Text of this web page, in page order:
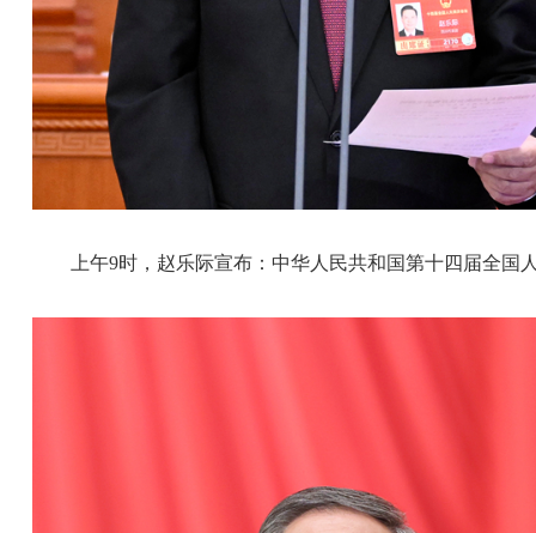
上午9时，赵乐际宣布：中华人民共和国第十四届全国